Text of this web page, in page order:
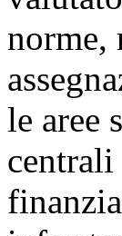
norme,
le aree